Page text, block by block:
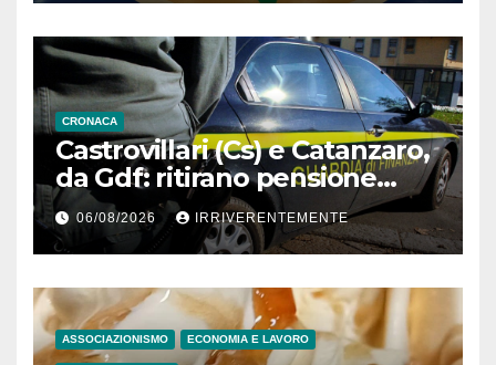
CRONACA
Castrovillari (Cs) e Catanzaro,
da Gdf: ritirano pensione
padre morto a Tenerife (Spa)
dopo 7 anni decesso
lucrando 245mila €, casa
popolare e sussidi per
“poveri” e 9 inviti a dedurre a
persone fisiche e giuridiche
06/08/2026 IRRIVERENTEMENTE
ASSOCIAZIONISMO ECONOMIA E LAVORO